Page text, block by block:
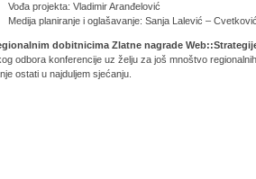
Vođa projekta: Vladimir Aranđelović
Medija planiranje i oglašavanje: Sanja Lalević – Cvetković
dobitnicima Zlatne nagrade
odbora konferencije uz želju za još mnoštvo
ostati u najduljem sjećanju.